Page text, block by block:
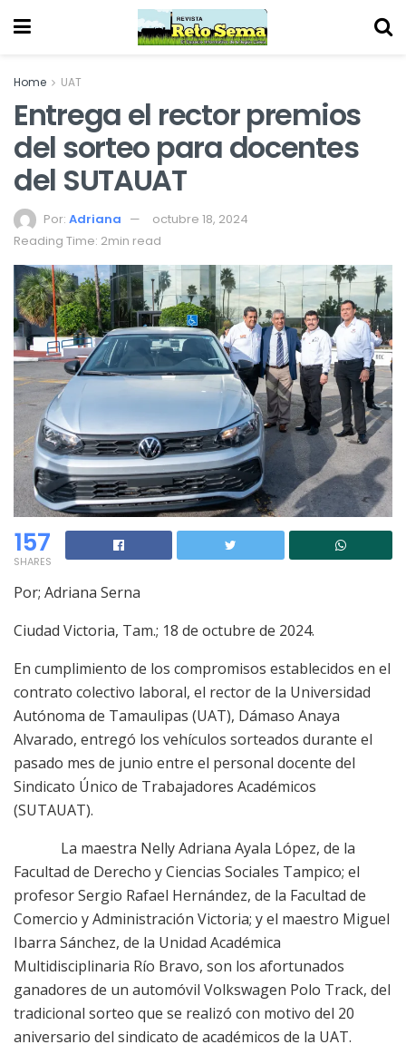
Home UAT
Entrega el rector premios
del sorteo para docentes
del SUTAUAT
Por: Adriana
octubre 18, 2024
Reading Time: 2min read
157
SHARES
Por; Adriana Serna
Ciudad Victoria, Tam.; 18 de octubre de 2024.
En cumplimiento de los compromisos establecidos en el
contrato colectivo laboral, el rector de la Universidad
Autónoma de Tamaulipas (UAT), Dámaso Anaya
Alvarado, entregó los vehículos sorteados durante el
pasado mes de junio entre el personal docente del
Sindicato Único de Trabajadores Académicos
(SUTAUAT).
La maestra Nelly Adriana Ayala López, de la
Facultad de Derecho y Ciencias Sociales Tampico; el
profesor Sergio Rafael Hernández, de la Facultad de
Comercio y Administración Victoria; y el maestro Miguel
Ibarra Sánchez, de la Unidad Académica
Multidisciplinaria Río Bravo, son los afortunados
ganadores de un automóvil Volkswagen Polo Track, del
tradicional sorteo que se realizó con motivo del 20
aniversario del sindicato de académicos de la UAT.